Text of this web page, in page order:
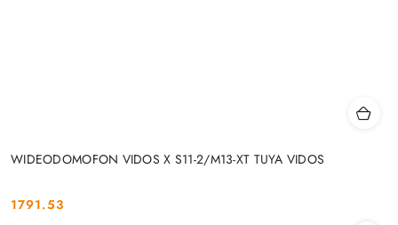
WIDEODOMOFON VIDOS X S11-2/M13-XT TUYA VIDOS
Cena:
1791.53